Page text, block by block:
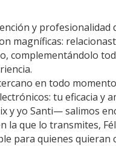
y
magníficas:
complementándolo
en todo
tu eficacia y
y yo Santi— salimos
la que lo transmites,
para quienes